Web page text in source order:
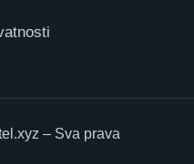
– Sva prava